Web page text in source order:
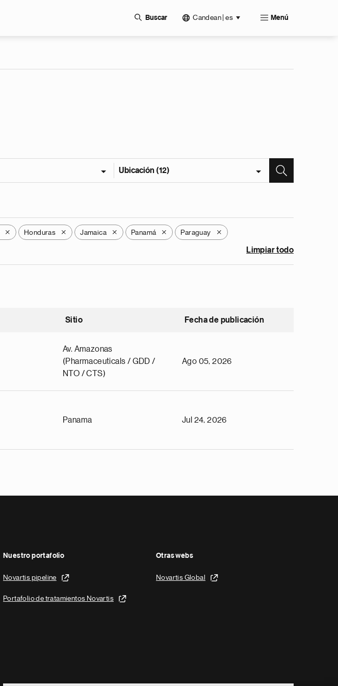
Buscar Candean | es Menú
Ubicación (12)
X Honduras X Jamaica X Panamá X Paraguay X
Limpiar todo
Sitio Fecha de publicación
Av. Amazonas
(Pharmaceuticals / GDD /
NTO / CTS)
Ago 05, 2026
Panama Jul 24, 2026
Nuestro portafolio
Novartis pipeline
Portafolio de tratamientos Novartis
Otras webs
Novartis Global